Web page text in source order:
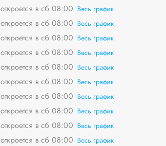
откроется в сб 08:00 Весь график
откроется в сб 08:00 Весь график
откроется в сб 08:00 Весь график
откроется в сб 08:00 Весь график
откроется в сб 08:00 Весь график
откроется в сб 08:00 Весь график
откроется в сб 08:00 Весь график
откроется в сб 08:00 Весь график
откроется в сб 08:00 Весь график
откроется в сб 08:00 Весь график